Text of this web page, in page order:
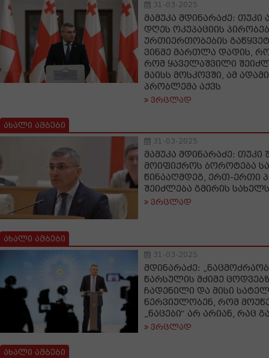
31-03-2025
მამუკა მდინარაძე: თუკი
დღეს ოკუპაციის
ურთიერთობების
ვინმე მართლა დადის,
რომ ყაველაშვილი
მაისს მოსკოვში, ამ
პრობლემა აქვს
ვრცლად
ახალი ამბები
31-03-2025
მამუკა მდინარაძე: თუკი
მოიფიქროს ბოროტება
წინააღმდეგ, ერთ-ერთი
შეიძლება გმირის
ვრცლად
ახალი ამბები
31-03-2025
მდინარაძე:
წარსულის მძიმე
ჩადენილი და მისი
ნერვიულობენ, რომ
„ნაცები“ არ არიან, რაც
ვრცლად
ახალი ამბები